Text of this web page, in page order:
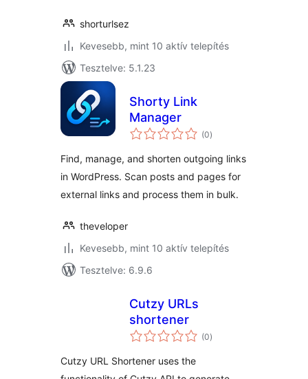
shorturlsez
Kevesebb, mint 10 aktív telepítés
Tesztelve: 5.1.23
Shorty Link
Manager
(0értékelés
összesen
)
Find, manage, and shorten outgoing links
in WordPress. Scan posts and pages for
external links and process them in bulk.
theveloper
Kevesebb, mint 10 aktív telepítés
Tesztelve: 6.9.6
Cutzy URLs
shortener
(0értékelés
összesen
)
Cutzy URL Shortener uses the